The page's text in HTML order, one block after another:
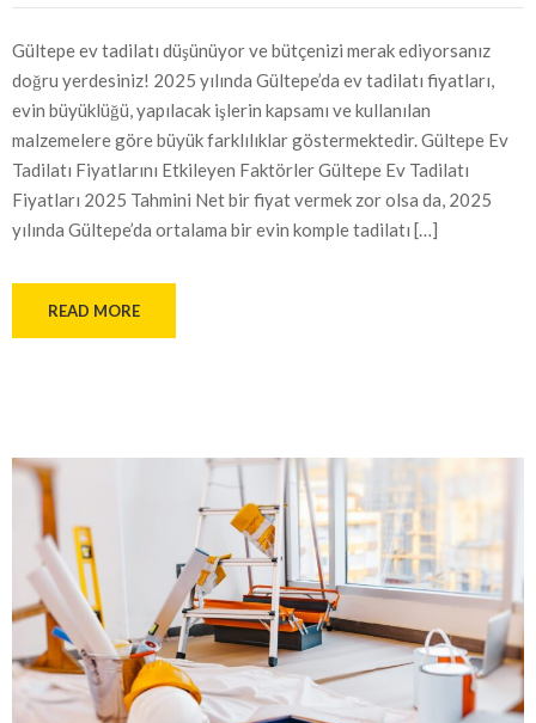
Gültepe ev tadilatı düşünüyor ve bütçenizi merak ediyorsanız
doğru yerdesiniz! 2025 yılında Gültepe’da ev tadilatı fiyatları,
evin büyüklüğü, yapılacak işlerin kapsamı ve kullanılan
malzemelere göre büyük farklılıklar göstermektedir. Gültepe Ev
Tadilatı Fiyatlarını Etkileyen Faktörler Gültepe Ev Tadilatı
Fiyatları 2025 Tahmini Net bir fiyat vermek zor olsa da, 2025
yılında Gültepe’da ortalama bir evin komple tadilatı […]
READ MORE